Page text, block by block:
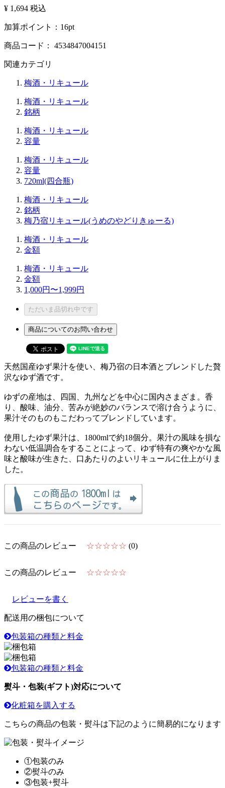
¥ 1,694 税込
加算ポイント： 16pt
商品コード： 4534847004151
関連カテゴリ
梅酒・リキュール
梅酒・リキュール
銘柄
梅酒・リキュール
容量
梅酒・リキュール
容量
720ml(四合瓶)
梅酒・リキュール
銘柄
梅乃宿リキュール(うめのやどりきゅーる)
梅酒・リキュール
金額
梅酒・リキュール
金額
1,000円〜1,999円
ただいま品切れ中です
商品についてのお問い合わせ
天然国産ゆず果汁を使い、梅乃宿の日本酒とブレンドした贅
沢なゆず酒です。
ゆずの産地は、四国、九州などを中心に国内さまざま。香
り、酸味、油分、苦みが絶妙のバランスで溶け合うように、
果汁そのものもこだわってブレンドしています。
使用したゆず果汁は、1800mlで約18個分。果汁の風味を損な
わない低温調合をすることによって、ゆず特有の爽やかな風
味と酸味が生きた、口あたりのよいリキュールに仕上がりま
した。
この商品のレビュー ☆☆☆☆☆ (0)
この商品のレビュー ☆☆☆☆☆
レビューを書く
配送用の梱包について
包装箱の種類と料金
包装箱の種類と料金
熨斗・包装(ギフト)対応について
化粧箱を購入する
こちらの商品の包装・熨斗は下記のように簡易的になります
①包装のみ
②熨斗のみ
③包装+熨斗